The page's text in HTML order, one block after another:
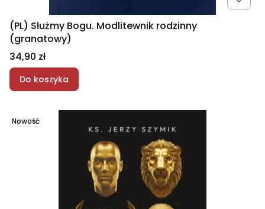
(PL) Służmy Bogu. Modlitewnik rodzinny
(granatowy)
Cena
34,90 zł
Do koszyka
Nowość